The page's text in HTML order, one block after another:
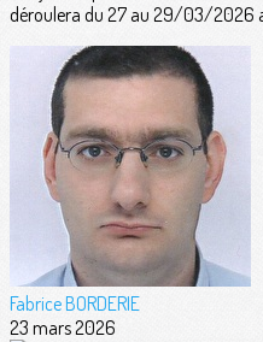
déroulera du 27 au 29/03/2026
Fabrice BORDERIE
23 mars 2026